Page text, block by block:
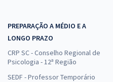
PREPARAÇÃO A MÉDIO E A
LONGO PRAZO
CRP SC - Conselho Regional de
Psicologia - 12ª Região
SEDF - Professor Temporário